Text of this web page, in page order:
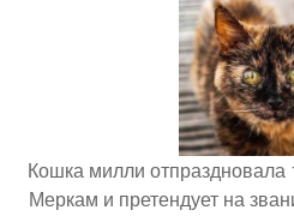
Кошка милли отпраздновала
Меркам и претендует на